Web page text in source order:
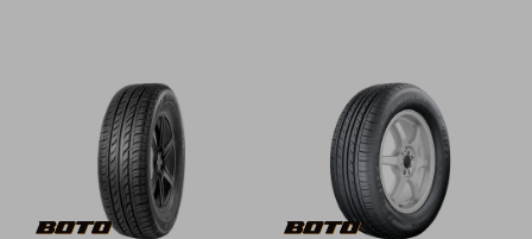
Baterías
Repuestos